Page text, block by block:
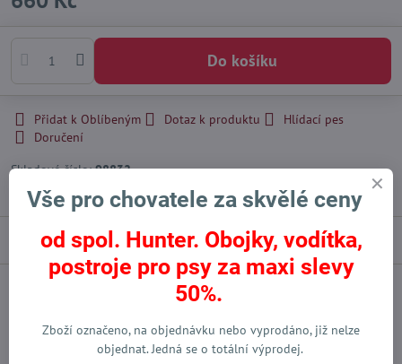
Do košíku
Přidat k Oblíbeným Dotaz k produktu
Hlídací pes
Doručení
Skladové číslo:98832
Výrobce:
Hunter International - DE
Popis
BlueskyPinterestReddit
Předchozí produkt Následující produkt
Vše pro chovatele za skvělé ceny
od spol. Hunter. Obojky, vodítka,
postroje pro psy za maxi slevy
50%.
Zboží označeno, na objednávku nebo vyprodáno, již nelze
objednat. Jedná se o totální výprodej.